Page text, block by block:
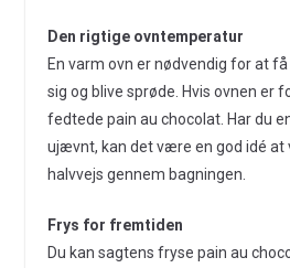
Den rigtige ovntemperatur
En varm ovn er nødvendig for at
sig og blive sprøde. Hvis ovnen er
fedtede pain au chocolat. Har du
ujævnt, kan det være en god idé at
halvvejs gennem bagningen.
Frys for fremtiden
Du kan sagtens fryse pain au